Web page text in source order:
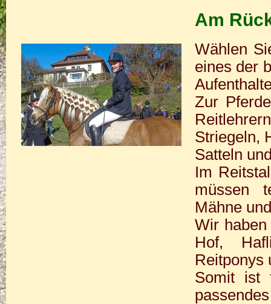
Am
Wählen
eines der
Zur
Striegeln,
Satteln
Im
müssen
Mähne
Wir
Hof,
Reitponys
Somit ist